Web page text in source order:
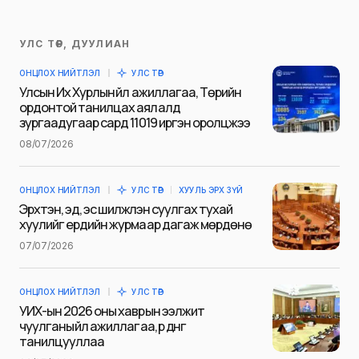
Таны имэйл хаягийг нийтлэхгүй.
тэмдэглэсэн
Сэтгэгдэл*
Name
УЛС ТӨР, ДУУЛИАН
ОНЦЛОХ НИЙТЛЭЛ УЛС ТӨР
Улсын Их Хурлын үйл ажиллагаа, Төрийн
ордонтой танилцах аялалд
зургаадугаар сард 11019 иргэн оролцжээ
08/07/2026
ОНЦЛОХ НИЙТЛЭЛ УЛС ТӨР ХУУЛЬ ЭРХ ЗҮЙ
Эрхтэн, эд, эс шилжүүлэн суулгах тухай
хуулийг ердийн журмаар дагаж мөрдөнө
07/07/2026
ОНЦЛОХ НИЙТЛЭЛ УЛС ТӨР
УИХ-ын 2026 оны хаврын ээлжит
чуулганы үйл ажиллагаа, үр дүнг
танилцууллаа